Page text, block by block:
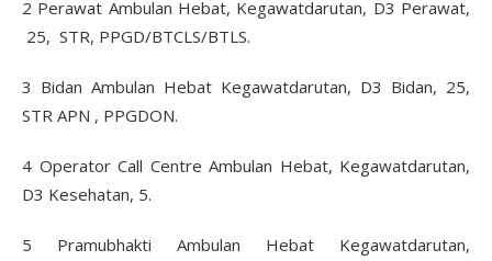
2 Perawat Ambulan Hebat, Kegawatdarutan, D3 Perawat,
25, STR, PPGD/BTCLS/BTLS.
3 Bidan Ambulan Hebat Kegawatdarutan, D3 Bidan, 25,
STR APN , PPGDON.
4 Operator Call Centre Ambulan Hebat, Kegawatdarutan,
D3 Kesehatan, 5.
5 Pramubhakti Ambulan Hebat Kegawatdarutan,